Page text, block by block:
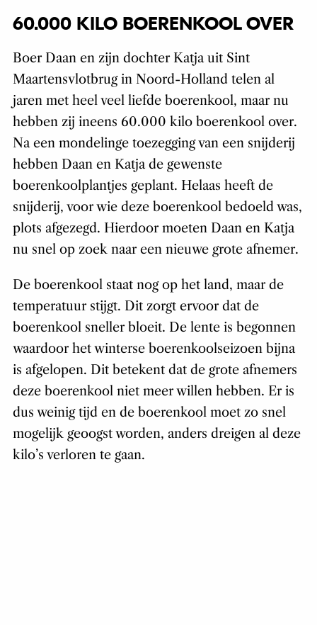
60.000 KILO BOERENKOOL OVER
Boer Daan en zijn dochter Katja uit Sint
Maartensvlotbrug in Noord-Holland telen al
jaren met heel veel liefde boerenkool, maar nu
hebben zij ineens 60.000 kilo boerenkool over.
Na een mondelinge toezegging van een snijderij
hebben Daan en Katja de gewenste
boerenkoolplantjes geplant. Helaas heeft de
snijderij, voor wie deze boerenkool bedoeld was,
plots afgezegd. Hierdoor moeten Daan en Katja
nu snel op zoek naar een nieuwe grote afnemer.
De boerenkool staat nog op het land, maar de
temperatuur stijgt. Dit zorgt ervoor dat de
boerenkool sneller bloeit. De lente is begonnen
waardoor het winterse boerenkoolseizoen bijna
is afgelopen. Dit betekent dat de grote afnemers
deze boerenkool niet meer willen hebben. Er is
dus weinig tijd en de boerenkool moet zo snel
mogelijk geoogst worden, anders dreigen al deze
kilo’s verloren te gaan.